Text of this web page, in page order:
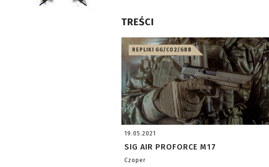
TREŚCI
REPLIKI GG/CO2/GBB
19.05.2021
SIG AIR PROFORCE M17
Czoper